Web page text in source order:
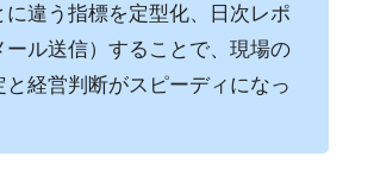
に違う指標を定型化、日次レポ
ール送信）することで、現場の
と経営判断がスピーディになっ